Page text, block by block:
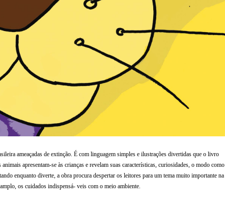
ameaçadas de extinção. É com linguagem simples e ilustrações divertidas que o livro
apresentam-se às crianças e revelam suas características, curiosidades, o modo como
enquanto diverte, a obra procura despertar os leitores para um tema muito importante na
os cuidados indispensá- veis com o meio ambiente.